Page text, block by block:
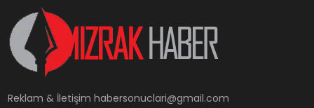
YAŞAM
Reklam & İletişimhabersonuclari@gmail.com